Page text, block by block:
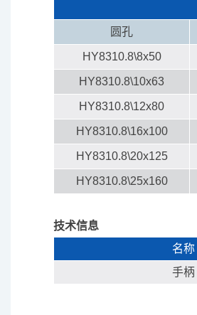
圆孔
HY8310.8\8x50
HY8310.8\10x63
HY8310.8\12x80
HY8310.8\16x100
HY8310.8\20x125
HY8310.8\25x160
技术信息
名称
手柄